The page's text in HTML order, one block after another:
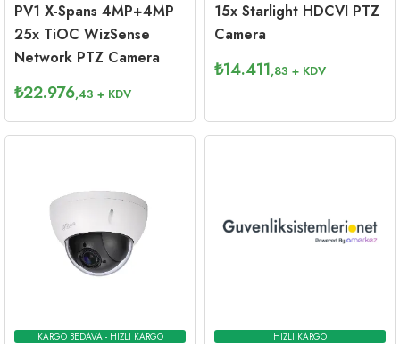
PV1 X-Spans 4MP+4MP
25x TiOC WizSense
Network PTZ Camera
₺22.976,43 + KDV
15x Starlight HDCVI PTZ
Camera
₺14.411,83 + KDV
KARGO BEDAVA - HIZLI KARGO HIZLI KARGO